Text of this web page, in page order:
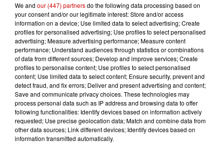
Gagnez vos entrées pour le
Musée du Sport Automobile au
Mans !
Alouette vous invite à
Futuroscope Xperiences !
We and our (447) partnersdo the following data processing based on
your consent and/or our legitimate interest: Store and/or access
information on a device; Use limited data to select advertising; Create
profiles for personalised advertising; Use profiles to select personalised
advertising; Measure advertising performance; Measure content
performance; Understand audiences through statistics or combinations
of data from different sources; Develop and improve services; Create
profiles to personalise content; Use profiles to select personalised
content; Use limited data to select content; Ensure security, prevent and
detect fraud, and fix errors; Deliver and present advertising and content;
Save and communicate privacy choices. These technologies may
process personal data such as IP address and browsing data to offer
following functionalities: Identify devices based on information actively
requested; Use precise geolocation data; Match and combine data from
other data sources; Link different devices; Identify devices based on
information transmitted automatically.